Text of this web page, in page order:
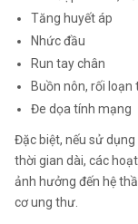
Tăng huyết áp
Nhức đầu
Run tay chân
Buồn nôn, rối loạn
Đe dọa tính mạng
Đặc biệt, nếu sử
thời gian dài, các
ảnh hưởng đến hệ
cơ ung thư.